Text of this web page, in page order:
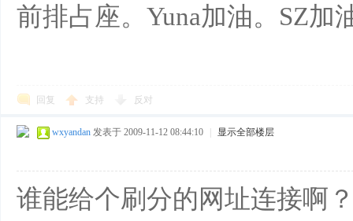
前排占座。Yuna加油。SZ加
回复 支持 反对
wxyandan 发表于 2009-11-12 08:44:10 显示全部楼层
谁能给个刷分的网址连接啊